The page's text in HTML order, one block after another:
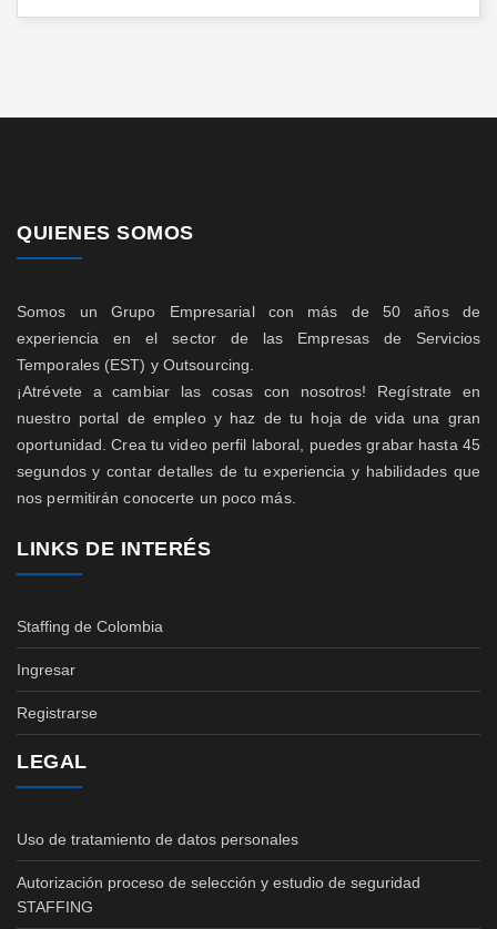
QUIENES SOMOS
Somos un Grupo Empresarial con más de 50 años de
experiencia en el sector de las Empresas de Servicios
Temporales (EST) y Outsourcing.
¡Atrévete a cambiar las cosas con nosotros! Regístrate en
nuestro portal de empleo y haz de tu hoja de vida una gran
oportunidad. Crea tu video perfil laboral, puedes grabar hasta 45
segundos y contar detalles de tu experiencia y habilidades que
nos permitirán conocerte un poco más.
LINKS DE INTERÉS
Staffing de Colombia
Ingresar
Registrarse
LEGAL
Uso de tratamiento de datos personales
Autorización proceso de selección y estudio de seguridad
STAFFING